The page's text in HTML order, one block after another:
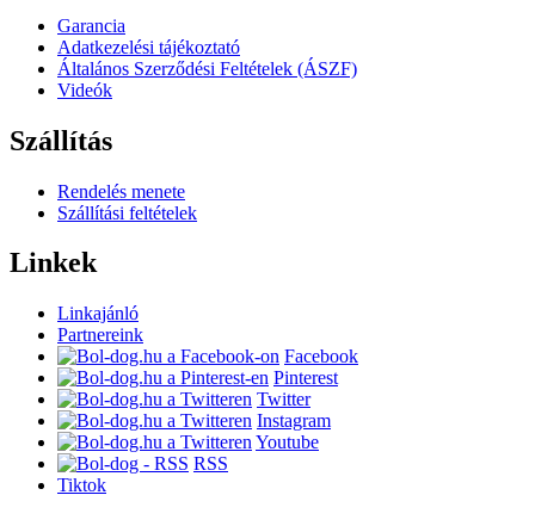
Garancia
Adatkezelési tájékoztató
Általános Szerződési Feltételek (ÁSZF)
Videók
Szállítás
Rendelés menete
Szállítási feltételek
Linkek
Linkajánló
Partnereink
Facebook
Pinterest
Twitter
Instagram
Youtube
RSS
Tiktok